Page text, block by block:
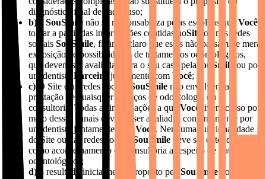
diagnóstico final de cada caso;
b)
SouSmile não se responsabiliza pelas escolhas que Você
tomar a partir das informações contidas noSite
ou nas redes
sociais SouSmile, ficando claro que estas não passam de mera
exposição de possibilidades de tratamentos odontológicos,
que devem ser avaliadas para o seu caso pela SouSmile
ou por
um dentista
Parceiro juntamente com Você;
c)
O Site e as redes sociais SouSmile não envolvem a
prestação de quaisquer serviços de odontologia ou
consultoria. Todas as informações a que Você
tiver acesso por
meio desses canais deverão ser avaliadas conjuntamente por
um dentista juntamente comVocê
. Nenhuma funcionalidade
do Site ou das redes sociais
SouSmile deve ser entendida
como aconselhamento ou consultoria a respeito de tratamentos
odontológicos;
d)
o resultado inicialmente proposto pela SouSmile por meio